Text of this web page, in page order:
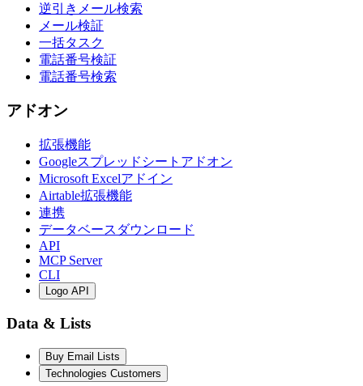
逆引きメール検索
メール検証
一括タスク
電話番号検証
電話番号検索
アドオン
拡張機能
Googleスプレッドシートアドオン
Microsoft Excelアドイン
Airtable拡張機能
連携
データベースダウンロード
API
MCP Server
CLI
Logo API
Data & Lists
Buy Email Lists
Technologies Customers